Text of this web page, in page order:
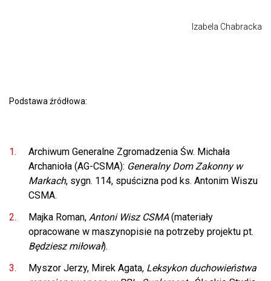
Izabela Chabracka
Podstawa źródłowa:
Archiwum Generalne Zgromadzenia Św. Michała
Archanioła (AG-CSMA): Generalny Dom Zakonny w
Markach, sygn. 114, spuścizna pod ks. Antonim Wiszu
CSMA.
Majka Roman, Antoni Wisz CSMA (materiały
opracowane w maszynopisie na potrzeby projektu pt.
Będziesz miłował).
Myszor Jerzy, Mirek Agata, Leksykon duchowieństwa